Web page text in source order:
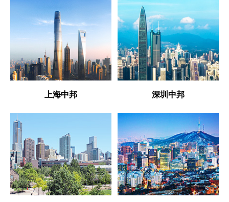
上海中邦 深圳中邦